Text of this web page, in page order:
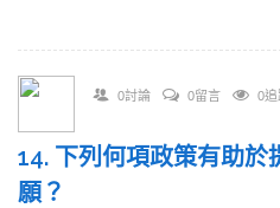
0討論 0留言 0追
14. 下列何項政策有助於
願？